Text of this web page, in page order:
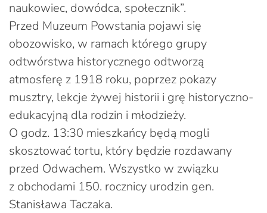
naukowiec, dowódca, społecznik”.
Przed Muzeum Powstania pojawi się
obozowisko, w ramach którego grupy
odtwórstwa historycznego odtworzą
atmosferę z 1918 roku, poprzez pokazy
musztry, lekcje żywej historii i grę historyczno-
edukacyjną dla rodzin i młodzieży.
O godz. 13:30 mieszkańcy będą mogli
skosztować tortu, który będzie rozdawany
przed Odwachem. Wszystko w związku
z obchodami 150. rocznicy urodzin gen.
Stanisława Taczaka.